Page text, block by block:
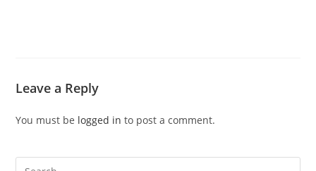
Leave a Reply
You must be logged in to post a comment.